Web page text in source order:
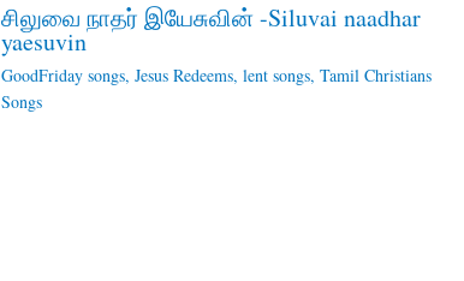
சிலுவை நாதர் இயேசுவின் -Siluvai naadhar
yaesuvin
GoodFriday songs, Jesus Redeems, lent songs, Tamil Christians
Songs